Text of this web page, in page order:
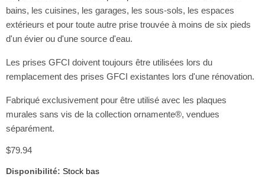
bains, les cuisines, les garages, les sous-sols, les espaces
extérieurs et pour toute autre prise trouvée à moins de six pieds
d'un évier ou d'une source d'eau.
Les prises GFCI doivent toujours être utilisées lors du
remplacement des prises GFCI existantes lors d'une rénovation.
Fabriqué exclusivement pour être utilisé avec les plaques
murales sans vis de la collection ornamente®, vendues
séparément.
Prix actuel
$79.94
Disponibilité: Stock bas